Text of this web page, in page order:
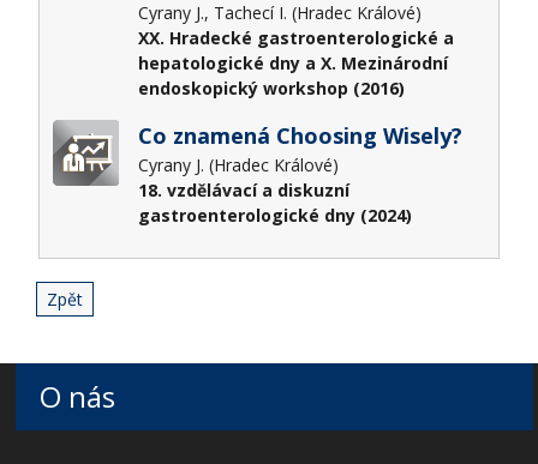
Cyrany J., Tachecí I. (Hradec Králové)
XX. Hradecké gastroenterologické a
hepatologické dny a X. Mezinárodní
endoskopický workshop (2016)
Co znamená Choosing Wisely?
Cyrany J. (Hradec Králové)
18. vzdělávací a diskuzní
gastroenterologické dny (2024)
Zpět
O nás